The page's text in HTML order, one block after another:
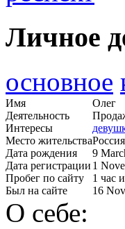
Личное
основное
Имя
Олег
Деятельность
Интересы
Место жительства
Дата рождения
9
Дата регистрации 1
Пробег по сайту
1 час
Был на сайте
16
О себе: